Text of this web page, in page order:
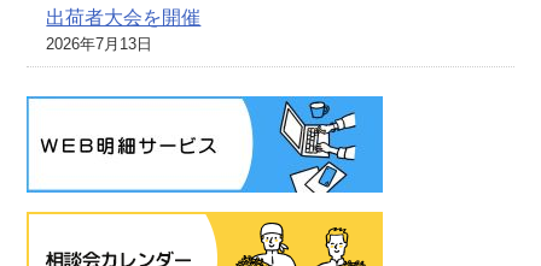
出荷者大会を開催
2026年7月13日